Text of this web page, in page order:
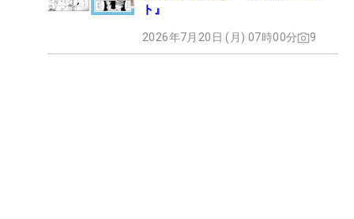
ト』
2026年7月20日 (月) 07時00分 9